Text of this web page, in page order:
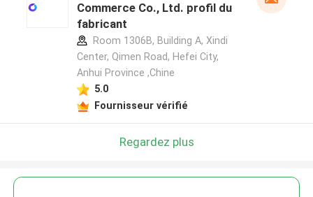
Commerce Co., Ltd. profil du
fabricant
Room 1306B, Building A, Xindi
Center, Qimen Road, Hefei City,
Anhui Province ,Chine
5.0
Fournisseur vérifié
Regardez plus